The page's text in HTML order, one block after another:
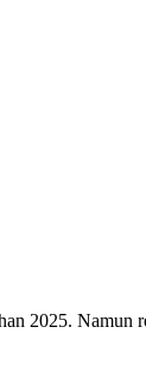
2025. Namun